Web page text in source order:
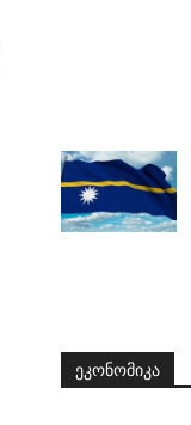
ᲔᲙᲝᲜᲝᲛᲘᲙᲐ